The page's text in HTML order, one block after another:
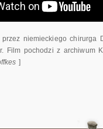
przez niemieckiego chirurga
Film pochodzi z archiwum
]